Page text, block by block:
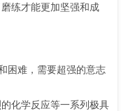
练才能更加坚强和成
困难，需要超强的意志
化学反应等一系列极具